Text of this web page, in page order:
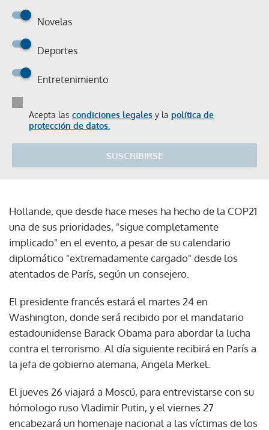
Novelas
Deportes
Entretenimiento
Acepta las condiciones legales y la política de
protección de datos.
SUSCRIBIRSE
Hollande, que desde hace meses ha hecho de la COP21
una de sus prioridades, "sigue completamente
implicado" en el evento, a pesar de su calendario
diplomático "extremadamente cargado" desde los
atentados de París, según un consejero.
El presidente francés estará el martes 24 en
Washington, donde será recibido por el mandatario
estadounidense Barack Obama para abordar la lucha
contra el terrorismo. Al día siguiente recibirá en París a
la jefa de gobierno alemana, Angela Merkel.
El jueves 26 viajará a Moscú, para entrevistarse con su
hómologo ruso Vladimir Putin, y el viernes 27
encabezará un homenaje nacional a las víctimas de los